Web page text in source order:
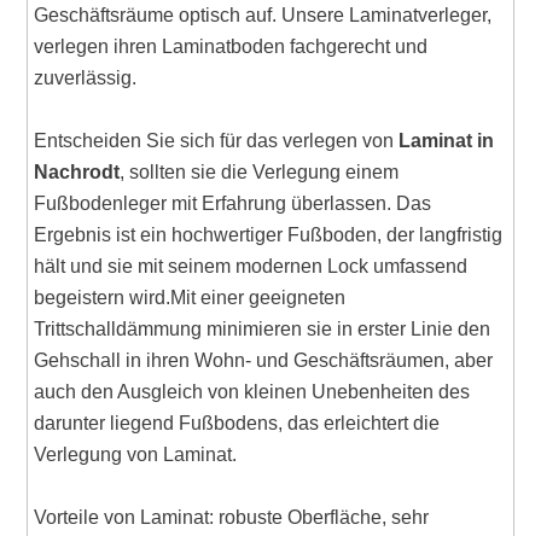
Geschäftsräume optisch auf. Unsere Laminatverleger,
verlegen ihren Laminatboden fachgerecht und
zuverlässig.
Entscheiden Sie sich für das verlegen von Laminat in
Nachrodt, sollten sie die Verlegung einem
Fußbodenleger mit Erfahrung überlassen. Das
Ergebnis ist ein hochwertiger Fußboden, der langfristig
hält und sie mit seinem modernen Lock umfassend
begeistern wird.Mit einer geeigneten
Trittschalldämmung minimieren sie in erster Linie den
Gehschall in ihren Wohn- und Geschäftsräumen, aber
auch den Ausgleich von kleinen Unebenheiten des
darunter liegend Fußbodens, das erleichtert die
Verlegung von Laminat.
Vorteile von Laminat: robuste Oberfläche, sehr